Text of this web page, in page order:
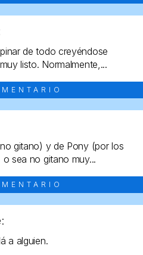
de todo creyéndose
listo. Normalmente,...
gitano) y de Pony (por los
sea no gitano muy...
a alguien.